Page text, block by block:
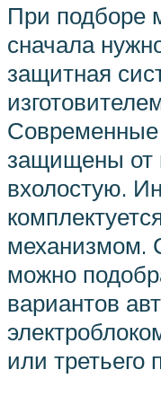
При подборе
сначала
защитная
защищены от
вхолостую.
механизмом.
можно
вариантов
или третьего